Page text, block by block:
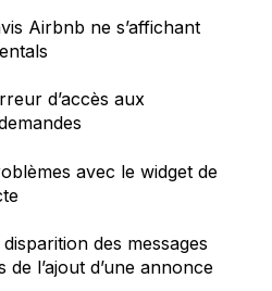
Airbnb ne s’affichant
d’accès aux
avec le widget de
des messages
l’ajout d’une annonce